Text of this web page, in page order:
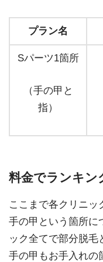
プラン名
Sパーツ1箇所
（手の甲と
指）
料金でランキン
ここまで各クリニッ
手の甲という箇所に
ック全てで部分脱毛
手の甲もお手入れの